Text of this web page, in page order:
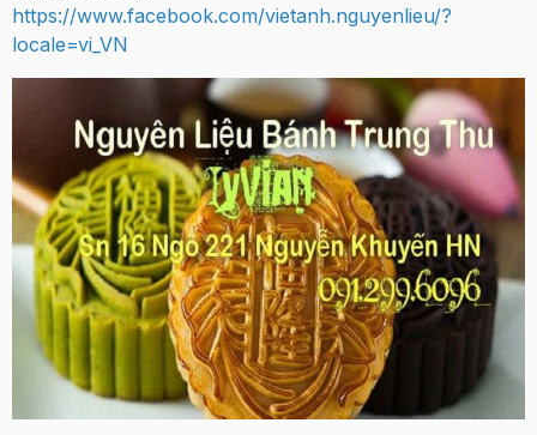
https://www.facebook.com/vietanh.nguyenlieu/?
locale=vi_VN